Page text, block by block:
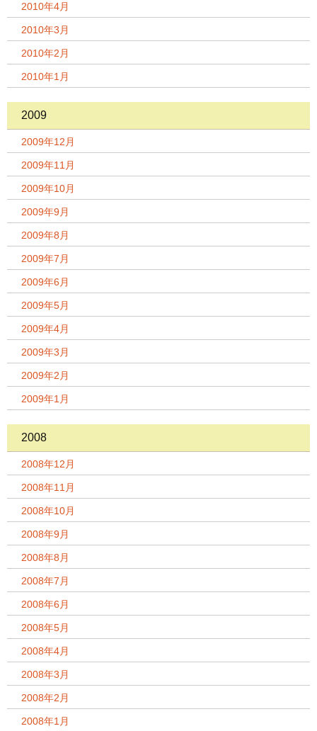
2010年4月
2010年3月
2010年2月
2010年1月
2009
2009年12月
2009年11月
2009年10月
2009年9月
2009年8月
2009年7月
2009年6月
2009年5月
2009年4月
2009年3月
2009年2月
2009年1月
2008
2008年12月
2008年11月
2008年10月
2008年9月
2008年8月
2008年7月
2008年6月
2008年5月
2008年4月
2008年3月
2008年2月
2008年1月